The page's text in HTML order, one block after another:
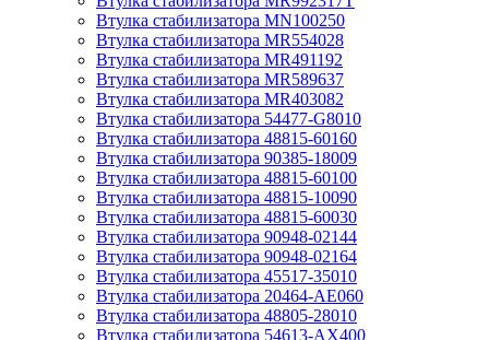
Втулка стабилизатора MN100250
Втулка стабилизатора MR554028
Втулка стабилизатора MR491192
Втулка стабилизатора MR589637
Втулка стабилизатора MR403082
Втулка стабилизатора 54477-G8010
Втулка стабилизатора 48815-60160
Втулка стабилизатора 90385-18009
Втулка стабилизатора 48815-60100
Втулка стабилизатора 48815-10090
Втулка стабилизатора 48815-60030
Втулка стабилизатора 90948-02144
Втулка стабилизатора 90948-02164
Втулка стабилизатора 45517-35010
Втулка стабилизатора 20464-AE060
Втулка стабилизатора 48805-28010
Втулка стабилизатора 54613-AX400